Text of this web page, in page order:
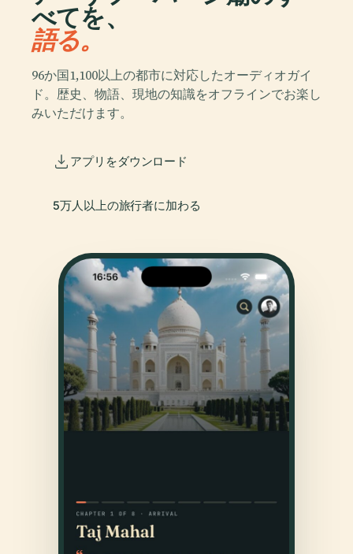
べてを、
語る。
96か国1,100以上の都市に対応したオーディオガイ
ド。歴史、物語、現地の知識をオフラインでお楽し
みいただけます。
アプリをダウンロード
5万人以上の旅行者に加わる